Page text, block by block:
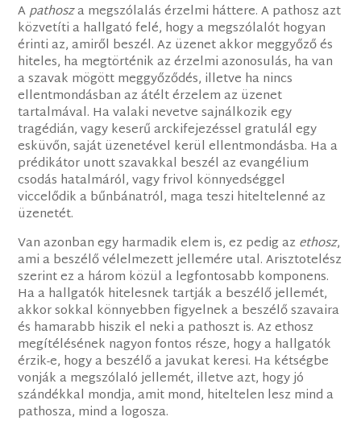
Apathosza megszólalás érzelmi háttere. A pathosz azt
közvetíti a hallgató felé, hogy a megszólalót hogyan
érinti az, amiről beszél. Az üzenet akkor meggyőző és
hiteles, ha megtörténik az érzelmi azonosulás, ha van
a szavak mögött meggyőződés, illetve ha nincs
ellentmondásban az átélt érzelem az üzenet
tartalmával. Ha valaki nevetve sajnálkozik egy
tragédián, vagy keserű arckifejezéssel gratulál egy
esküvőn, saját üzenetével kerül ellentmondásba. Ha a
prédikátor unott szavakkal beszél az evangélium
csodás hatalmáról, vagy frivol könnyedséggel
viccelődik a bűnbánatról, maga teszi hiteltelenné az
üzenetét.
Van azonban egy harmadik elem is, ez pedig az ethosz,
ami a beszélő vélelmezett jellemére utal. Arisztotelész
szerint ez a három közül a legfontosabb komponens.
Ha a hallgatók hitelesnek tartják a beszélő jellemét,
akkor sokkal könnyebben figyelnek a beszélő szavaira
és hamarabb hiszik el neki a pathoszt is. Az ethosz
megítélésének nagyon fontos része, hogy a hallgatók
érzik-e, hogy a beszélő a javukat keresi. Ha kétségbe
vonják a megszólaló jellemét, illetve azt, hogy jó
szándékkal mondja, amit mond, hiteltelen lesz mind a
pathosza, mind a logosza.